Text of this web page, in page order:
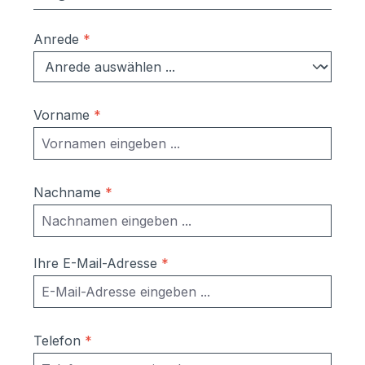
Anrede *
Vorname *
Nachname *
Ihre E-Mail-Adresse *
Telefon *